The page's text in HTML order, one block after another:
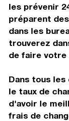
les prévenir
préparent
dans les
trouverez
de faire votre
Dans tous
le taux de
d'avoir le
frais de